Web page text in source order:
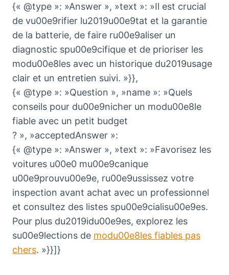
{« @type »: »Answer », »text »: »Il est crucial
de vu00e9rifier lu2019u00e9tat et la garantie
de la batterie, de faire ru00e9aliser un
diagnostic spu00e9cifique et de prioriser les
modu00e8les avec un historique du2019usage
clair et un entretien suivi. »}},
{« @type »: »Question », »name »: »Quels
conseils pour du00e9nicher un modu00e8le
fiable avec un petit budget
? », »acceptedAnswer »:
{« @type »: »Answer », »text »: »Favorisez les
voitures u00e0 mu00e9canique
u00e9prouvu00e9e, ru00e9ussissez votre
inspection avant achat avec un professionnel
et consultez des listes spu00e9cialisu00e9es.
Pour plus du2019idu00e9es, explorez les
su00e9lections de modu00e8les fiables pas
chers. »}}]}